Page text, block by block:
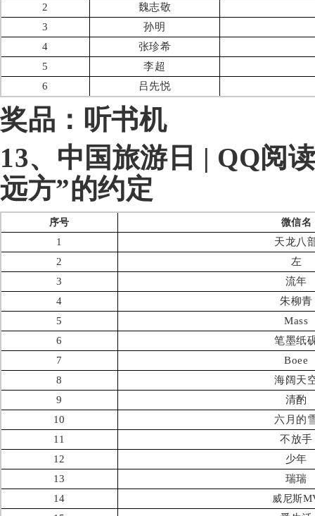
2
魏志敬
3
孙明
4
张珍希
5
李超
6
吕先悦
奖品：听书机
13、中 国旅游日 | QQ阅
远方”的约定
序号 微信名
1
天龙八
2
左
3
流年
4
朱柳青
5
Mass
6
笔墨纸
7
Boee
8
海阔天
9
清酌
10
六月的
11
不放手
12
少年
13
瑞瑞
14
威尼斯